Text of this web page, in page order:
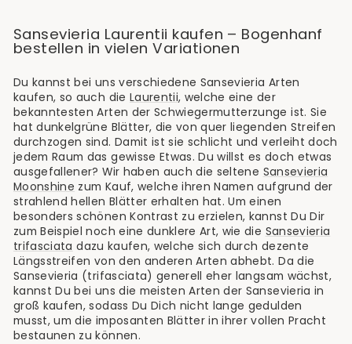
Sansevieria Laurentii kaufen – Bogenhanf
bestellen in vielen Variationen
Du kannst bei uns verschiedene Sansevieria Arten
kaufen, so auch die Laurentii, welche eine der
bekanntesten Arten der Schwiegermutterzunge ist. Sie
hat dunkelgrüne Blätter, die von quer liegenden Streifen
durchzogen sind. Damit ist sie schlicht und verleiht doch
jedem Raum das gewisse Etwas. Du willst es doch etwas
ausgefallener? Wir haben auch die seltene Sansevieria
Moonshine zum Kauf, welche ihren Namen aufgrund der
strahlend hellen Blätter erhalten hat. Um einen
besonders schönen Kontrast zu erzielen, kannst Du Dir
zum Beispiel noch eine dunklere Art, wie die Sansevieria
trifasciata dazu kaufen, welche sich durch dezente
Längsstreifen von den anderen Arten abhebt. Da die
Sansevieria (trifasciata) generell eher langsam wächst,
kannst Du bei uns die meisten Arten der Sansevieria in
groß kaufen, sodass Du Dich nicht lange gedulden
musst, um die imposanten Blätter in ihrer vollen Pracht
bestaunen zu können.